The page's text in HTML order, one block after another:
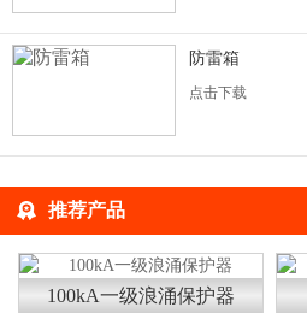
防雷箱
点击下载
推荐产品
100kA一级浪涌保护器